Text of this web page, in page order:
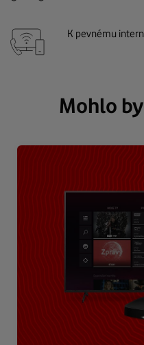
K pevnému
Mohlo